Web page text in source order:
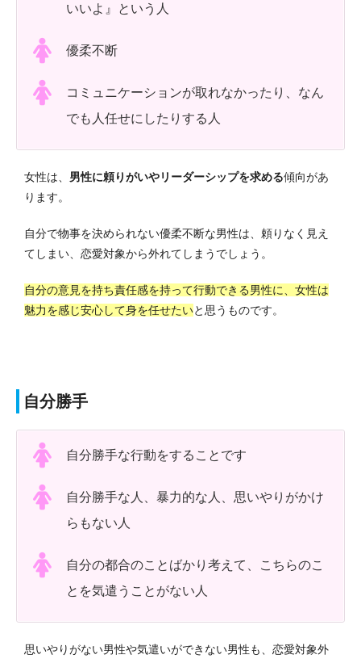
いいよ』という人
優柔不断
コミュニケーションが取れなかったり、なん
でも人任せにしたりする人
女性は、 男性に頼りがいやリーダーシップを求める傾向があ
ります。
自分で物事を決められない優柔不断な男性は、頼りなく見え
てしまい、恋愛対象から外れてしまうでしょう。
自分の意見を持ち責任感を持って行動できる男性に、女性は
魅力を感じ安心して身を任せたいと思うものです。
自分勝手
自分勝手な行動をすることです
自分勝手な人、暴力的な人、思いやりがかけ
らもない人
自分の都合のことばかり考えて、こちらのこ
とを気遣うことがない人
思いやりがない男性や気遣いができない男性も、恋愛対象外